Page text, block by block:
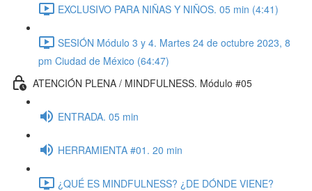
EXCLUSIVO PARA NIÑAS Y NIÑOS. 05 min (4:41)
SESIÓN Módulo 3 y 4. Martes 24 de octubre 2023, 8
pm Ciudad de México (64:47)
ATENCIÓN PLENA / MINDFULNESS. Módulo #05
ENTRADA. 05 min
HERRAMIENTA #01. 20 min
¿QUÉ ES MINDFULNESS? ¿DE DÓNDE VIENE?